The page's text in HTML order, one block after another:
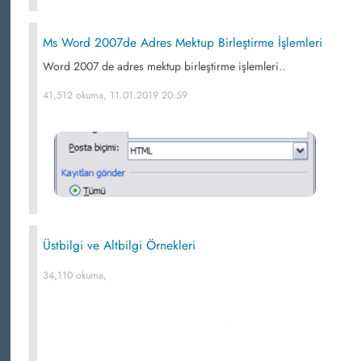
Ms Word 2007de Adres Mektup Birleştirme İşlemleri
Word 2007 de adres mektup birleştirme işlemleri..
41,512 okuma, 11.01.2019 20:59
Üstbilgi ve Altbilgi Örnekleri
34,110 okuma,